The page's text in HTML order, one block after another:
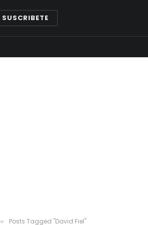
SUSCRIBETE
» Posts Tagged "David Fiel"